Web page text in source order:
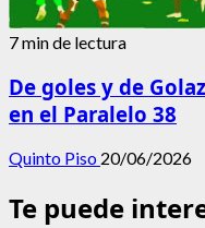
7 min de lectura
De goles y de
en el Paralelo 38
Quinto Piso 20/06/2026
Te puede